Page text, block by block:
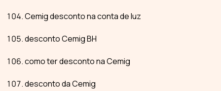
Cemig desconto na conta de luz
desconto Cemig BH
como ter desconto na Cemig
desconto da Cemig